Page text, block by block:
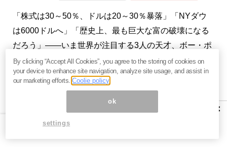
「株式は30～50％、ドルは20～30％暴落」「NYダウ
は6000ドルへ」「歴史上、最も巨大な富の破壊になる
だろう」――いま世界が注目する3人の天才、ボー・ポ
ルニー、ハリー・デント、エゴン・フォン・グレヤー
ズ各氏の恐るべき予測をご紹介します。（『カレイド
スコープのメルマガ』）
※不許複製・禁無断転載（本記事の著作権はメルマガ著
者および当サイトに帰属します。第三者サイト等への
違法な転載は固くお断り致します）
×
By clicking “Accept All Cookies”, you agree to the storing of cookies on
your device to enhance site navigation, analyze site usage, and assist in
our marketing efforts.Coolie policy
ok
settings